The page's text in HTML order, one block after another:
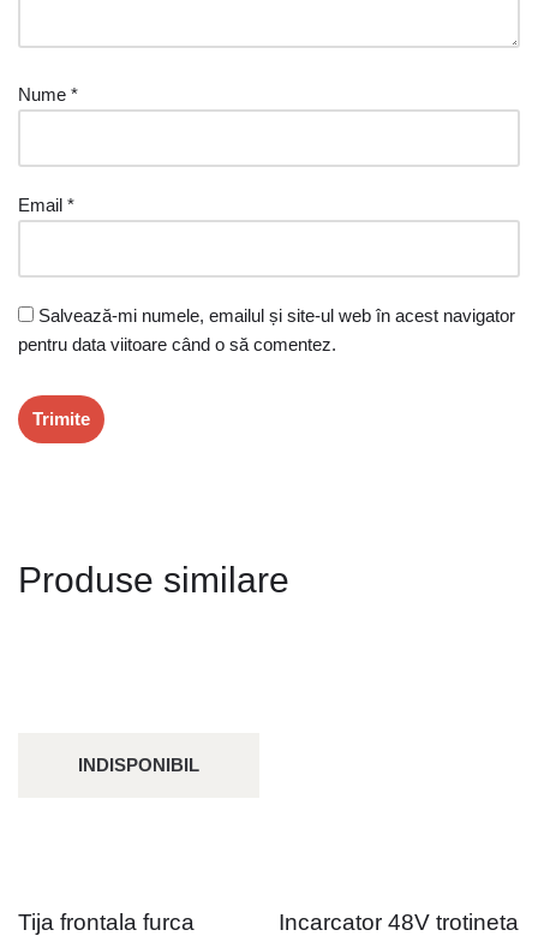
Nume *
Email *
Salvează-mi numele, emailul și site-ul web în acest navigator
pentru data viitoare când o să comentez.
Produse similare
INDISPONIBIL
Tija frontala furca
Incarcator 48V trotineta